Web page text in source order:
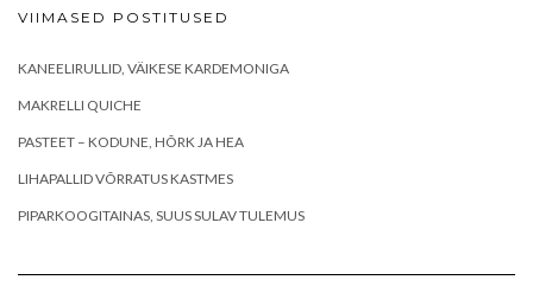
VIIMASED POSTITUSED
KANEELIRULLID, VÄIKESE KARDEMONIGA
MAKRELLI QUICHE
PASTEET – KODUNE, HÕRK JA HEA
LIHAPALLID VÕRRATUS KASTMES
PIPARKOOGITAINAS, SUUS SULAV TULEMUS